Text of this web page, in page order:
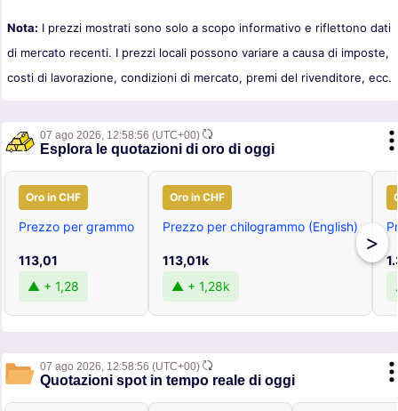
Nota: I prezzi mostrati sono solo a scopo informativo e riflettono dati
di mercato recenti. I prezzi locali possono variare a causa di imposte,
costi di lavorazione, condizioni di mercato, premi del rivenditore, ecc.
07 ago 2026, 12:58:56 (UTC+00)
Esplora le quotazioni di oro di oggi
Oro in CHF
Prezzo per grammo
113,01
▲ + 1,28
Oro in CHF
Prezzo per chilogrammo (English)
113,01k
▲ + 1,28k
>
07 ago 2026, 12:58:56 (UTC+00)
Quotazioni spot in tempo reale di oggi